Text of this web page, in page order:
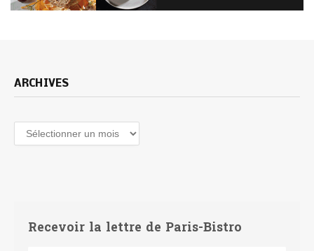
ARCHIVES
Archives
Recevoir la lettre de Paris-Bistro